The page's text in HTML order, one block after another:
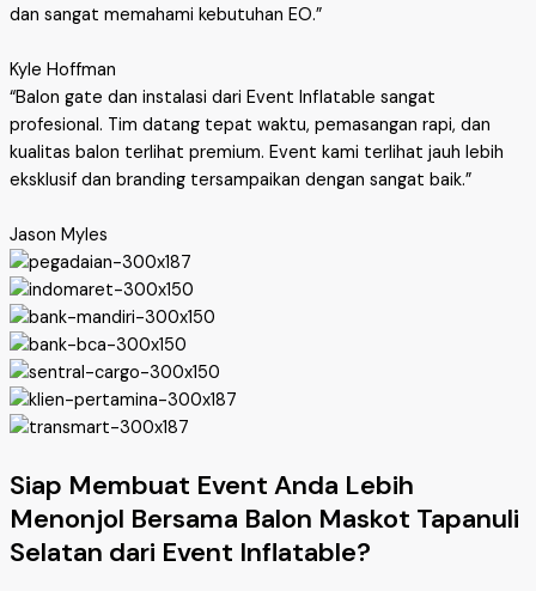
dan sangat memahami kebutuhan EO.”
Kyle Hoffman
“Balon gate dan instalasi dari Event Inflatable sangat
profesional. Tim datang tepat waktu, pemasangan rapi, dan
kualitas balon terlihat premium. Event kami terlihat jauh lebih
eksklusif dan branding tersampaikan dengan sangat baik.”
Jason Myles
Siap Membuat Event Anda Lebih
Menonjol Bersama Balon Maskot Tapanuli
Selatan dari Event Inflatable?